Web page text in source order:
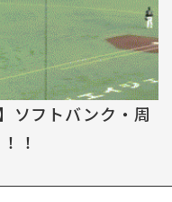
ソフトバンク・周
！